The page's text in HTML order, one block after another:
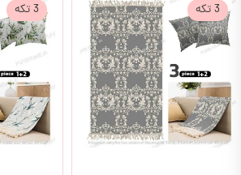
3 تکه 3 تکه